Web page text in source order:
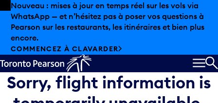
Skip to offers
Passer au contenu principal
Nouveau : mises à jour en temps réel sur les vols via
WhatsApp — et n’hésitez pas à poser vos questions à
Pearson sur les restaurants, les itinéraires et bien plus
encore.
COMMENCEZ À CLAVARDER
Sorry, flight information is